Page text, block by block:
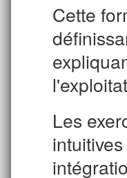
Cette
Les